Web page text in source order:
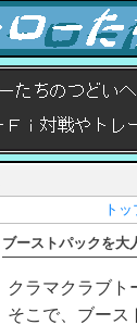
ト
ブーストパックを大
クラマクラブト
そこで、ブース